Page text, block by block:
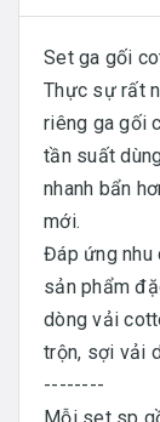
Set ga gối
Thực sự rất
riêng ga gối
tần suất
nhanh bẩn
mới.
Đáp ứng nhu
sản phẩm
dòng vải
trộn, sợi vải
--------